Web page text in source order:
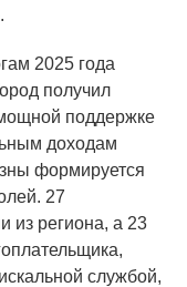
2025 года
получил
поддержке
доходам
формируется
27
из региона, а 23
службой,